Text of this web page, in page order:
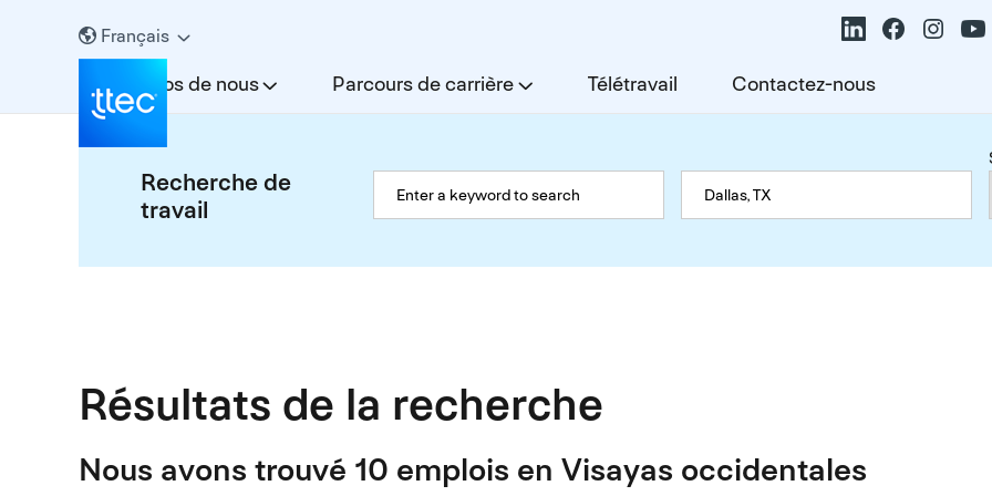
Français
À propos de nous Parcours de carrière Télétravail Contactez-nous
Recherche de
travail
Résultats de la recherche
Nous avons trouvé 10 emplois en Visayas occidentales